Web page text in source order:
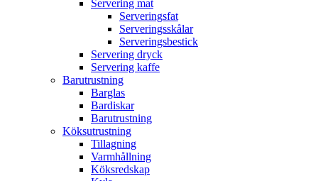
Servering mat
Serveringsfat
Serveringsskålar
Serveringsbestick
Servering dryck
Servering kaffe
Barutrustning
Barglas
Bardiskar
Barutrustning
Köksutrustning
Tillagning
Varmhållning
Köksredskap